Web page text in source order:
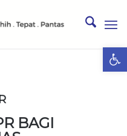
BAGI